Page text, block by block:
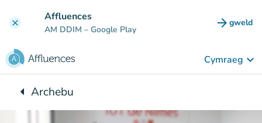
clear Affluences
AM DDIM – Google Play arrow_forward gweld
(tab
Cymraeg keyboard_arrow_down
arrow_leftYn ôl i:
Archebu